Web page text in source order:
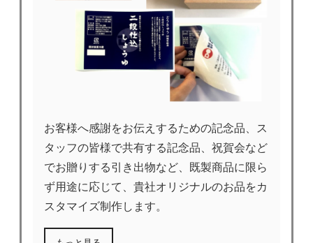
お客様へ感謝をお伝えするための記念品、ス
タッフの皆様で共有する記念品、祝賀会など
でお贈りする引き出物など、既製商品に限ら
ず用途に応じて、貴社オリジナルのお品をカ
スタマイズ制作します。